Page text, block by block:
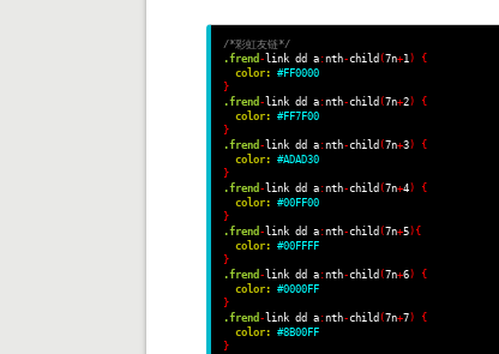
/*彩虹友链*/
.frend - link dd a:nth-child (7n+1 )
{
color: #FF0000
}
.frend - link dd a:nth-child (7n+2)
{
color: #FF7F00
}
.frend - link dd a:nth-child (7n+3)
{
color: #ADAD30
}
.frend - link dd a:nth-child (7n+4)
{
color: #00FF00
}
.frend - link dd a:nth-child (7n+5) {
color: #00FFFF
}
.frend - link dd a:nth-child (7n+6)
{
color: #0000FF
}
.frend - link dd a:nth-child (7n+7)
{
color: #8B00FF
}